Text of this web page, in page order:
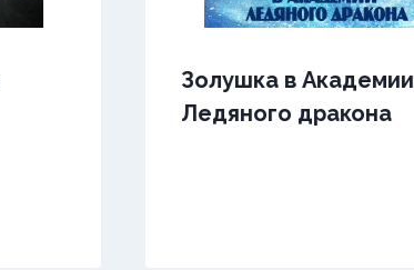
Золушка в Академии
Ледяного дракона